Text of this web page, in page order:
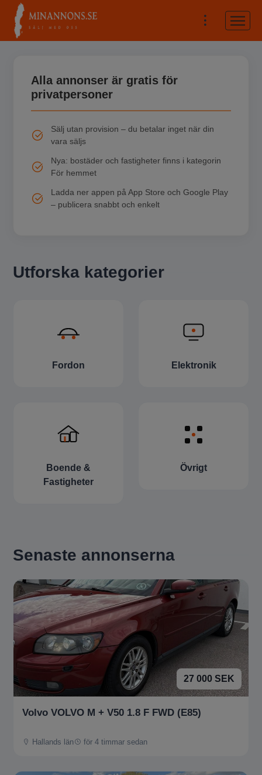
Alla annonser är gratis för
privatpersoner
Sälj utan provision – du betalar inget när din
vara säljs
Nya: bostäder och fastigheter finns i kategorin
För hemmet
Ladda ner appen på App Store och Google Play
– publicera snabbt och enkelt
Utforska kategorier
Fordon Elektronik
Boende &
Fastigheter
Övrigt
Senaste annonserna
27 000 SEK
Volvo VOLVO M + V50 1.8 F FWD (E85)
Hallands län för 4 timmar sedan